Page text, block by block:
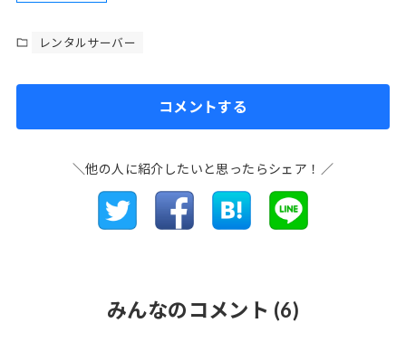
レンタルサーバー
コメントする
＼他の人に紹介したいと思ったらシェア！／
みんなのコメント (6)